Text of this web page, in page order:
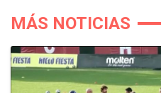
MÁS NOTICIAS